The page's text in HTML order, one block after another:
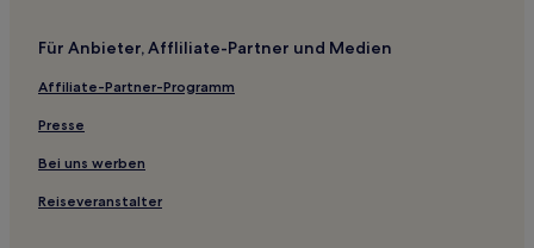
Hotels nahe Gondelbahn am Berg Naejangsan
Kkamakchae Hotels
Piaul Hotels
Yogyo Hotels
Familien in Jeonju
Für Anbieter, Affliliate-Partner und Medien
Affiliate-Partner-Programm
Presse
Bei uns werben
Reiseveranstalter